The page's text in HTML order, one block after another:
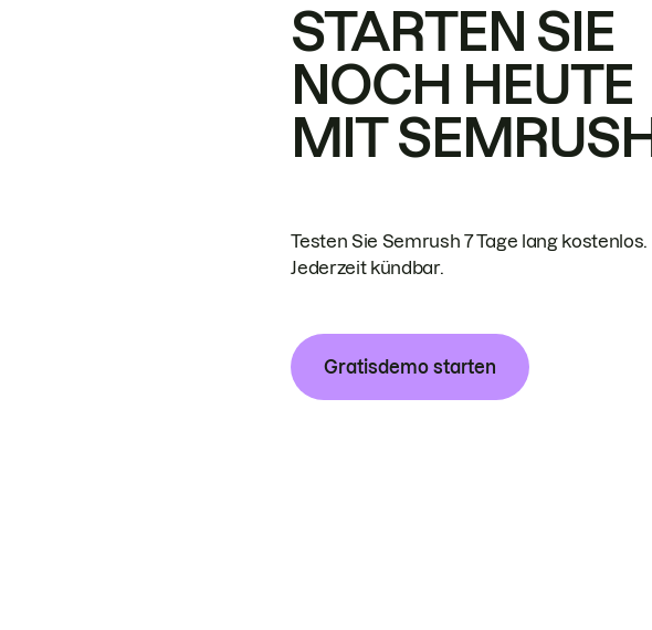
STARTEN SIE
NOCH HEUTE
MIT
Testen Sie Semrush 7 Tage lang kostenlos.
Jederzeit kündbar.
Gratisdemo starten